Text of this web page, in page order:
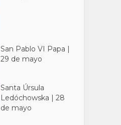
San Pablo VI Papa |
29 de mayo
Santa Úrsula
Ledóchowska | 28
de mayo